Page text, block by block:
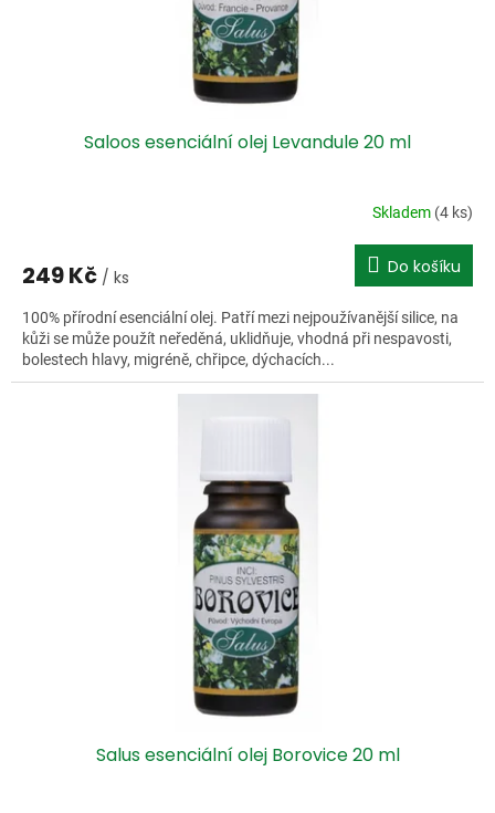
Saloos esenciální olej Levandule 20 ml
Skladem (4 ks)
249 Kč / ks Do košíku
100% přírodní esenciální olej. Patří mezi nejpoužívanější silice, na
kůži se může použít neředěná, uklidňuje, vhodná při nespavosti,
bolestech hlavy, migréně, chřipce, dýchacích...
Salus esenciální olej Borovice 20 ml